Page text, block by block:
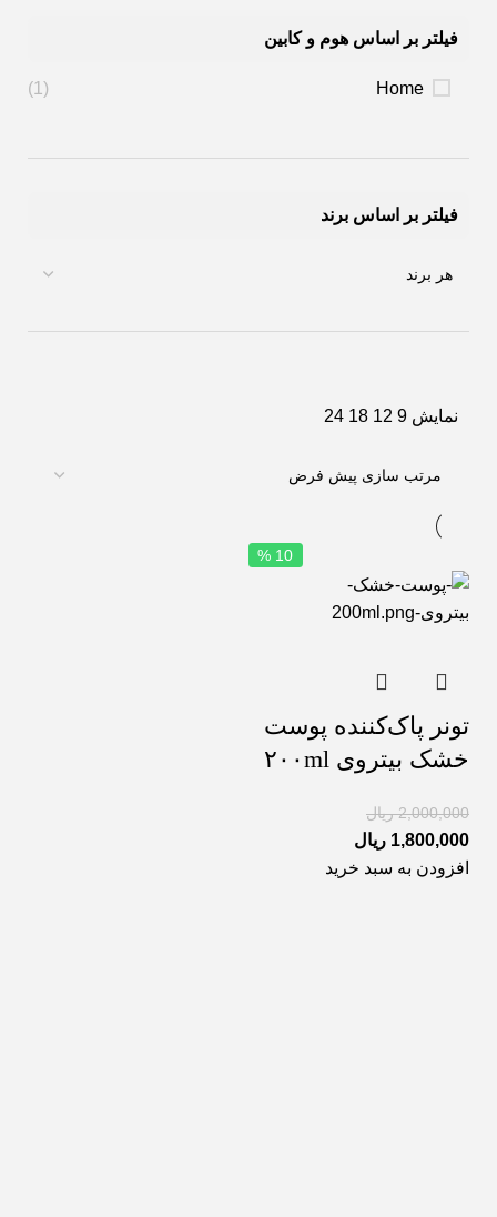
فیلتر بر اساس هوم و کابین
Home
(1)
فیلتر بر اساس برند
نمایش 9
12
18
24
10 %
تونر پاک‌کننده پوست
خشک بیتروی ۲۰۰ml
2,000,000 ریال
1,800,000 ریال
افزودن به سبد خرید